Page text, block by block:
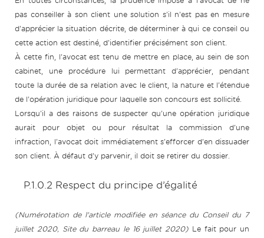
pas conseiller à son client une solution s'il n'est pas en mesure
d'apprécier la situation décrite, de déterminer à qui ce conseil ou
cette action est destiné, d'identifier précisément son client.
À cette fin, l'avocat est tenu de mettre en place, au sein de son
cabinet, une procédure lui permettant d'apprécier, pendant
toute la durée de sa relation avec le client, la nature et l'étendue
de l'opération juridique pour laquelle son concours est sollicité.
Lorsqu'il a des raisons de suspecter qu'une opération juridique
aurait pour objet ou pour résultat la commission d'une
infraction, l'avocat doit immédiatement s'efforcer d'en dissuader
son client. À défaut d'y parvenir, il doit se retirer du dossier.
P.1.0.2 Respect du principe d’égalité
(Numérotation de l'article modifiée en séance du Conseil du 7
juillet 2020, Site du barreau le 16 juillet 2020) Le fait pour un